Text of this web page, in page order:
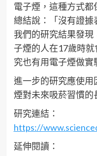
電⼦煙，這種⽅式
總結說：「沒有證據
我們的研究結果發
⼦煙的⼈在17歲時
究也有⽤電⼦煙做實
進⼀步的研究應使
煙對未來吸菸習慣的
研究連結：
https://
延伸閱讀：